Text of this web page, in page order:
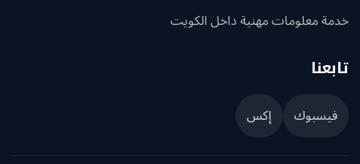
معلومات مهنية داخل الكويت
إكس